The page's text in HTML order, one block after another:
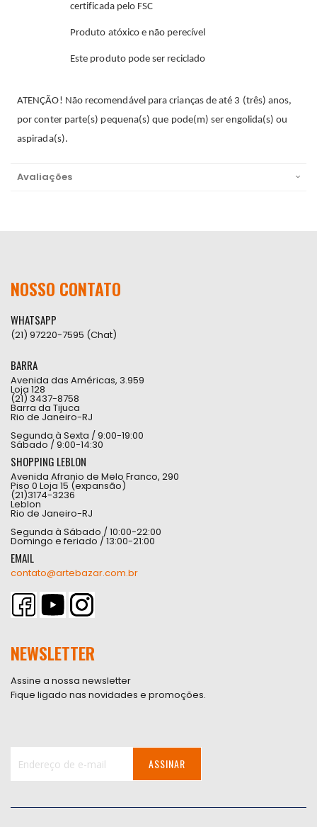
certificada pelo FSC
Produto atóxico e não perecível
Este produto pode ser reciclado
ATENÇÃO! Não recomendável para crianças de até 3 (três) anos,
por conter parte(s) pequena(s) que pode(m) ser engolida(s) ou
aspirada(s).
Avaliações
NOSSO CONTATO
WHATSAPP
(21) 97220-7595 (Chat)
BARRA
Avenida das Américas, 3.959
Loja 128
(21) 3437-8758
Barra da Tijuca
Rio de Janeiro-RJ
Segunda à Sexta / 9:00-19:00
Sábado / 9:00-14:30
SHOPPING LEBLON
Avenida Afranio de Melo Franco, 290
Piso 0 Loja 15 (expansão)
(21)3174-3236
Leblon
Rio de Janeiro-RJ
Segunda à Sábado / 10:00-22:00
Domingo e feriado / 13:00-21:00
EMAIL
contato@artebazar.com.br
NEWSLETTER
Assine a nossa newsletter
Fique ligado nas novidades e promoções.
ASSINAR